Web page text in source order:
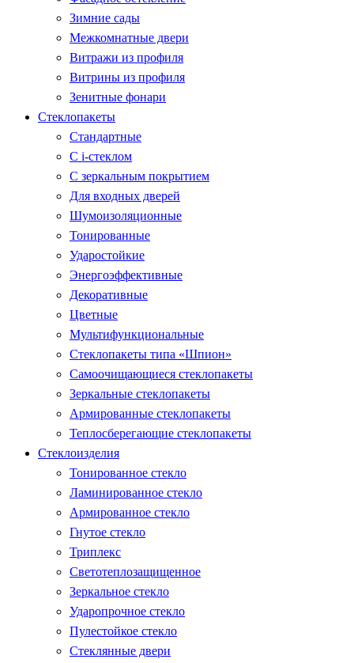
Зимние сады
Межкомнатные двери
Витражи из профиля
Витрины из профиля
Зенитные фонари
Стеклопакеты
Стандартные
С i-стеклом
С зеркальным покрытием
Для входных дверей
Шумоизоляционные
Тонированные
Ударостойкие
Энергоэффективные
Декоративные
Цветные
Мультифункциональные
Стеклопакеты типа «Шпион»
Самоочищающиеся стеклопакеты
Зеркальные стеклопакеты
Армированные стеклопакеты
Теплосберегающие стеклопакеты
Стеклоизделия
Тонированное стекло
Ламинированное стекло
Армированное стекло
Гнутое стекло
Триплекс
Светотеплозащищенное
Зеркальное стекло
Ударопрочное стекло
Пулестойкое стекло
Стеклянные двери